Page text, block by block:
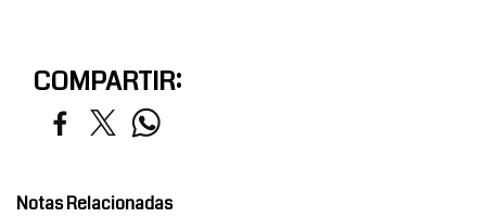
COMPARTIR:
Notas Relacionadas